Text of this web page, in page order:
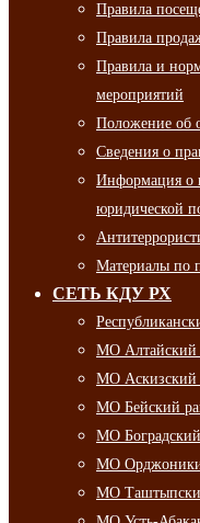
Правила
Правила
Правила и
мероприятий
Положение об
Сведения о
Информация о
юридической
Материалы по
СЕТЬ КДУ РХ
МО Алтайский
МО Аскизский
МО Бейский
МО
МО
МО